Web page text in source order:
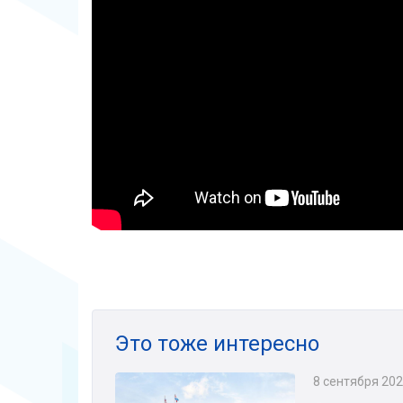
Это тоже интересно
8 сентября